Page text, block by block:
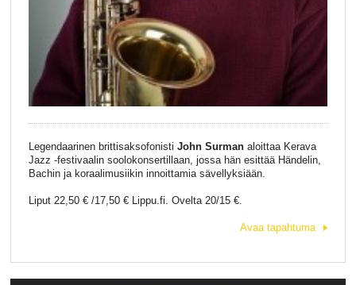
Legendaarinen brittisaksofonisti John Surmanaloittaa Kerava
Jazz -festivaalin soolokonsertillaan, jossa hän esittää Händelin,
Bachin ja koraalimusiikin innoittamia sävellyksiään.
Liput 22,50 € /17,50 € Lippu.fi. Ovelta 20/15 €.
Avaa tapahtuma